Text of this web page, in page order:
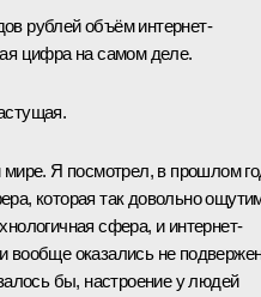
рублей объём интернет-
цифра на самом деле.
мире. Я посмотрел, в прошлом
которая так довольно
сфера, и интернет-
вообще оказались не
бы, настроение у людей